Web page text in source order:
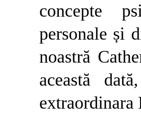
concepte
personale și
noastră
această